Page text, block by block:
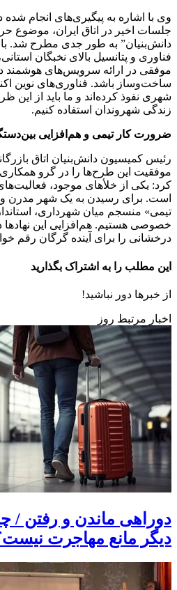
وی با اشاره به پیگیری‌های انجام
جلسات اخیر در اتاق ایران، موضوع
دانش‌بنیان” به طور جدی مطرح شد.
فناوری و پتانسیل بالای نخبگان
موفقی در ارائه سرویس‌های
ساخت‌وساز باشد. فناوری‌های نوین
شهری نفوذ کرده‌اند و ما باید از این
زندگی شهروندان استفاده کنیم.
ضرورت کار تیمی و هم‌افزایی
رئیس کمیسیون دانش‌بنیان اتاق
موفقیت این طرح‌ها را در گرو
کرد: یکی از خلأهای موجود،
است. برای رسیدن به یک شهر مدرن و
تیمی» منسجم میان شهرداری،
خصوصی هستیم. هم‌افزایی این نهادها
درخشانی را برای آینده گرگان رقم
این مطلب را به اشتراک بگذارید
از خبرها دور نباشید!
اخبار مرتبط روز
دوراهی ماندن و رفتن /
دیگر مانع مهاجرت